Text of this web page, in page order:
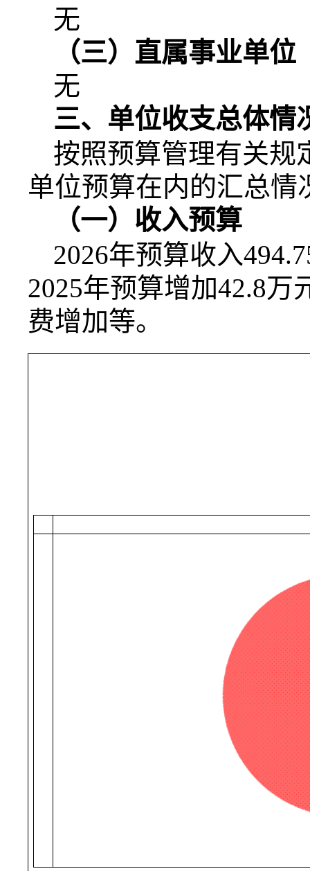
无
（三）直属事业单位
无
三、单位收支总体情
按照预算管理有关规
单位预算在内的汇总情
（一）收入预算
2026年预算收入
2025年预算增加42.8万
费增加等。